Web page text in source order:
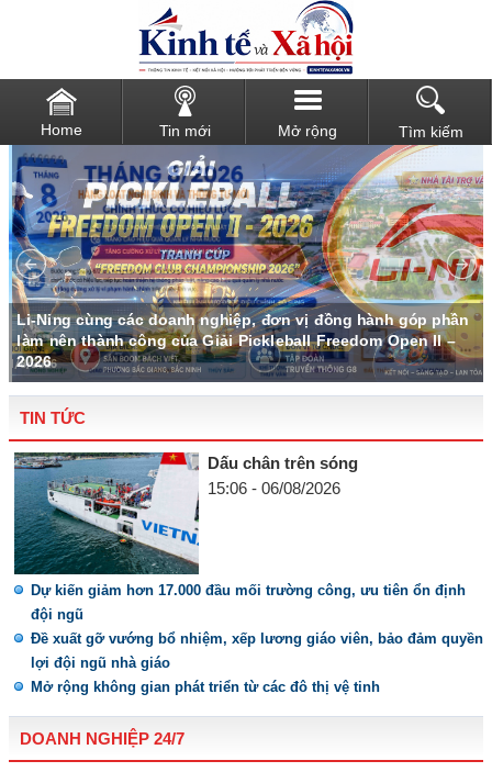
Home Tin mới Mở rộng Tìm kiếm
Li-Ning cùng các doanh nghiệp, đơn vị đồng hành góp phần
làm nên thành công của Giải Pickleball Freedom Open II –
2026
TIN TỨC
Dấu chân trên sóng
15:06 - 06/08/2026
Dự kiến giảm hơn 17.000 đầu mối trường công, ưu tiên ổn định
đội ngũ
Đề xuất gỡ vướng bổ nhiệm, xếp lương giáo viên, bảo đảm quyền
lợi đội ngũ nhà giáo
Mở rộng không gian phát triển từ các đô thị vệ tinh
DOANH NGHIỆP 24/7